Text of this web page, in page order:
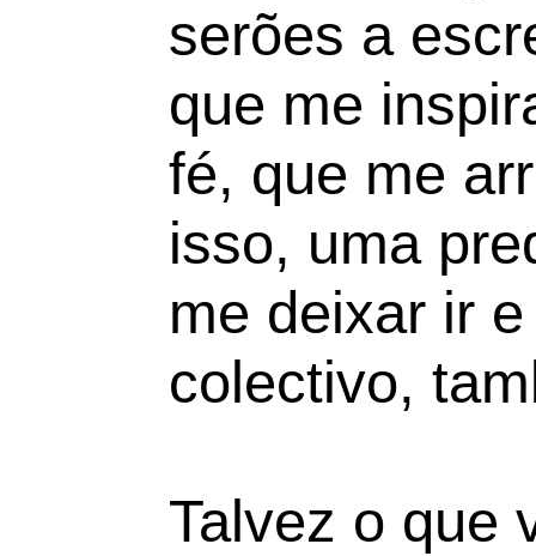
serões a
que me
fé, que me
isso, uma
me deixar ir
colectivo,
Talvez o que